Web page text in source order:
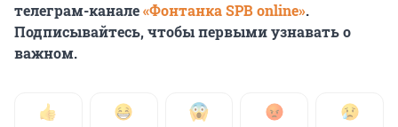
телеграм-канале«Фонтанка SPB online».
Подписывайтесь, чтобы первыми узнавать о
важном.